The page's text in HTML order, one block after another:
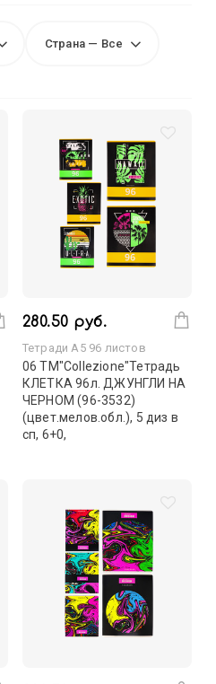
Страна — Все
280.50 руб.
Тетради А5 96 листов
06 ТМ"Collezione"Тетрадь
КЛЕТКА 96л. ДЖУНГЛИ НА
ЧЕРНОМ (96-3532)
(цвет.мелов.обл.), 5 диз в
сп, 6+0,